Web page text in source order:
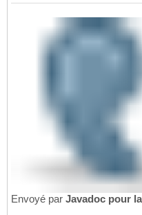
Envoyé par Javadoc pour